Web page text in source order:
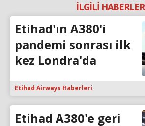
İLGİLİ HABERLER
Etihad'ın A380'i
pandemi sonrası ilk
kez Londra'da
Etihad Airways Haberleri
Etihad A380'e geri